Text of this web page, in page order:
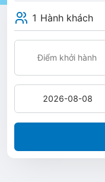
1 Hành khách